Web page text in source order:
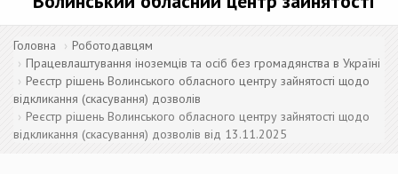
Головна
Роботодавцям
Працевлаштування іноземців та осіб без громадянства в Україні
Реєстр рішень Волинського обласного центру зайнятості щодо
відкликання (скасування) дозволів
Реєстр рішень Волинського обласного центру зайнятості щодо
відкликання (скасування) дозволів від 13.11.2025